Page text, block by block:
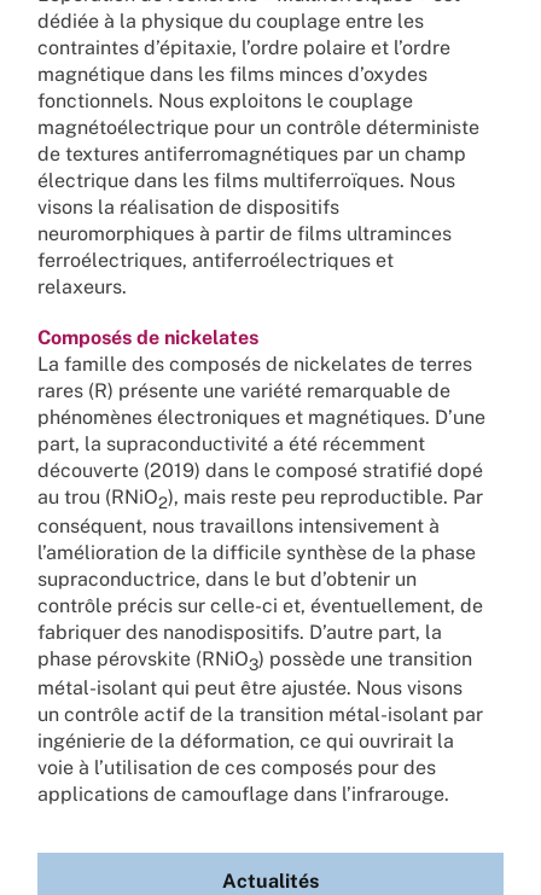
dédiée à la physique du couplage entre les
contraintes d’épitaxie, l’ordre polaire et l’ordre
magnétique dans les films minces d’oxydes
fonctionnels. Nous exploitons le couplage
magnétoélectrique pour un contrôle déterministe
de textures antiferromagnétiques par un champ
électrique dans les films multiferroïques. Nous
visons la réalisation de dispositifs
neuromorphiques à partir de films ultraminces
ferroélectriques, antiferroélectriques et
relaxeurs.
Composés de nickelates
La famille des composés de nickelates de terres
rares (R) présente une variété remarquable de
phénomènes électroniques et magnétiques. D’une
part, la supraconductivité a été récemment
découverte (2019) dans le composé stratifié dopé
au trou (RNiO2), mais reste peu reproductible. Par
conséquent, nous travaillons intensivement à
l’amélioration de la difficile synthèse de la phase
supraconductrice, dans le but d’obtenir un
contrôle précis sur celle-ci et, éventuellement, de
fabriquer des nanodispositifs. D’autre part, la
phase pérovskite (RNiO3) possède une transition
métal-isolant qui peut être ajustée. Nous visons
un contrôle actif de la transition métal-isolant par
ingénierie de la déformation, ce qui ouvrirait la
voie à l’utilisation de ces composés pour des
applications de camouflage dans l’infrarouge.
Actualités